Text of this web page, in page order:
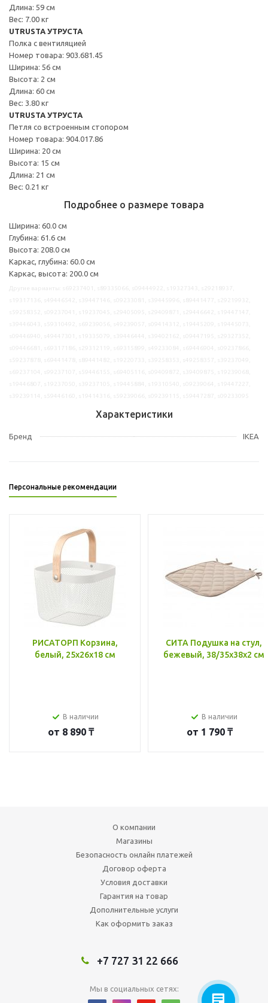
Длина: 59 см
Вес: 7.00 кг
UTRUSTA УТРУСТА
Полка с вентиляцией
Номер товара: 903.681.45
Ширина: 56 см
Высота: 2 см
Длина: 60 см
Вес: 3.80 кг
UTRUSTA УТРУСТА
Петля со встроенным стопором
Номер товара: 904.017.86
Ширина: 20 см
Высота: 15 см
Длина: 21 см
Вес: 0.21 кг
Подробнее о размере товара
Ширина: 60.0 см
Глубина: 61.6 см
Высота: 208.0 см
Каркас, глубина: 60.0 см
Каркас, высота: 200.0 см
Характеристики
Бренд IKEA
Персональные рекомендации
РИСАТОРП Корзина,
белый, 25x26x18 см
В наличии
от 8 890 ₸
СИТА Подушка на стул,
бежевый, 38/35x38x2 см
В наличии
от 1 790 ₸
О компании
Магазины
Безопасность онлайн платежей
Договор оферта
Условия доставки
Гарантия на товар
Дополнительные услуги
Как оформить заказ
+7 727 31 22 666
Мы в социальных сетях: